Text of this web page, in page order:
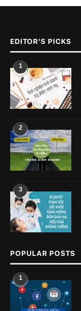
EDITOR’S PICKS
1
2
3
POPULAR POSTS
1